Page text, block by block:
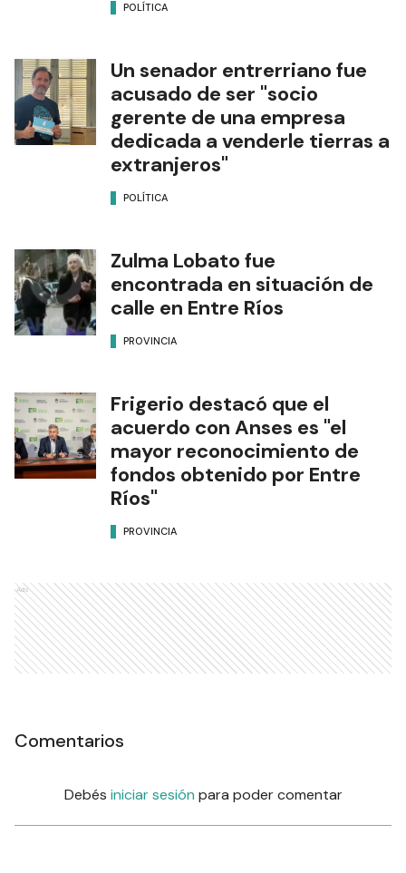
POLÍTICA
Un senador entrerriano fue
acusado de ser "socio
gerente de una empresa
dedicada a venderle tierras a
extranjeros"
POLÍTICA
Zulma Lobato fue
encontrada en situación de
calle en Entre Ríos
PROVINCIA
Frigerio destacó que el
acuerdo con Anses es "el
mayor reconocimiento de
fondos obtenido por Entre
Ríos"
PROVINCIA
Ads
Comentarios
Debés iniciar sesión para poder comentar